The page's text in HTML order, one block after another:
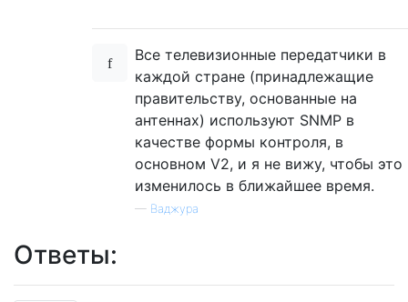
Все телевизионные передатчики в
каждой стране (принадлежащие
правительству, основанные на
антеннах) используют SNMP в
качестве формы контроля, в
основном V2, и я не вижу, чтобы это
изменилось в ближайшее время.
— Ваджура
Ответы: